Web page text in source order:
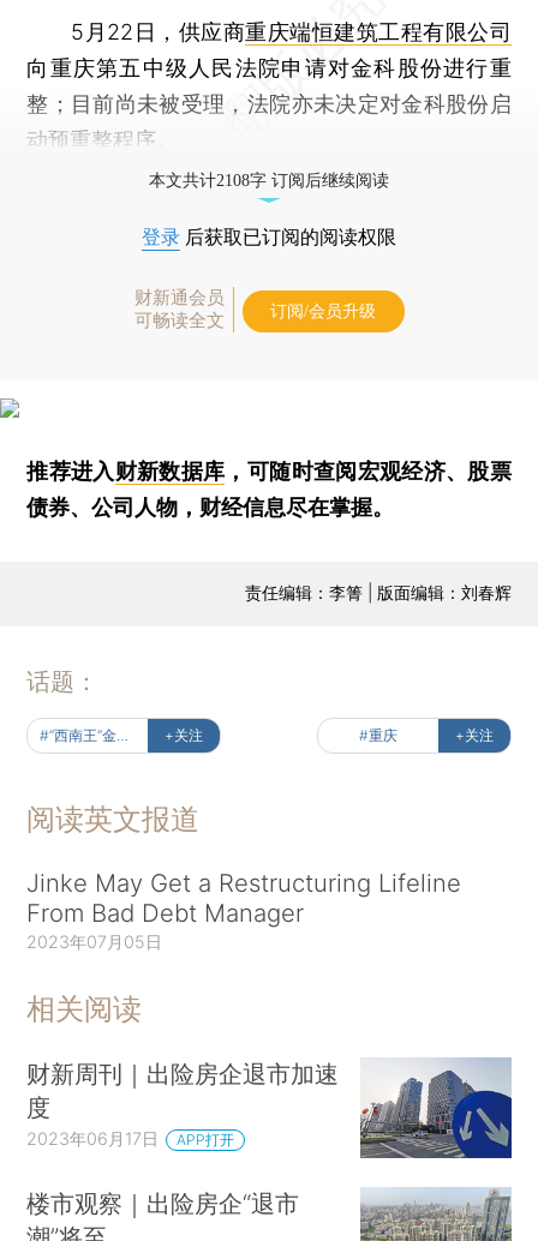
5月22日，供应商重庆端恒建筑工程有限公司
向重庆第五中级人民法院申请对金科股份进行重
整；目前尚未被受理，法院亦未决定对金科股份启
动预重整程序。
本文共计2108字 订阅后继续阅读
登录 后获取已订阅的阅读权限
财新通会员
可畅读全文
订阅/会员升级
推荐进入财新数据库 ，可随时查阅宏观经济、股票
债券、公司人物，财经信息尽在掌握。
责任编辑：李箐 | 版面编辑：刘春辉
话题：
+关注 #重庆 +关注
阅读英文报道
Jinke May Get a Restructuring Lifeline
From Bad Debt Manager
2023年07月05日
相关阅读
财新周刊｜出险房企退市加速
度
2023年06月17日 APP打开
楼市观察｜出险房企“退市